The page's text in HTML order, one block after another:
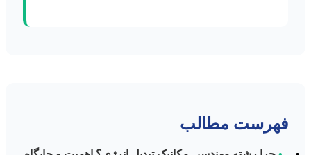
فهرست مطالب